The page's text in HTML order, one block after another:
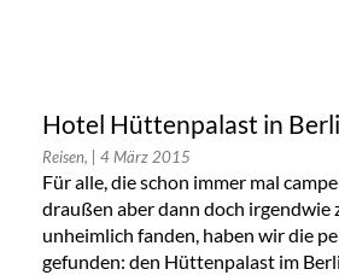
Hotel Hüttenpalast in
Reisen, | 4 März 2015
Für alle, die schon immer mal
draußen aber dann doch irgendwie
unheimlich fanden, haben wir die
gefunden: den Hüttenpalast im